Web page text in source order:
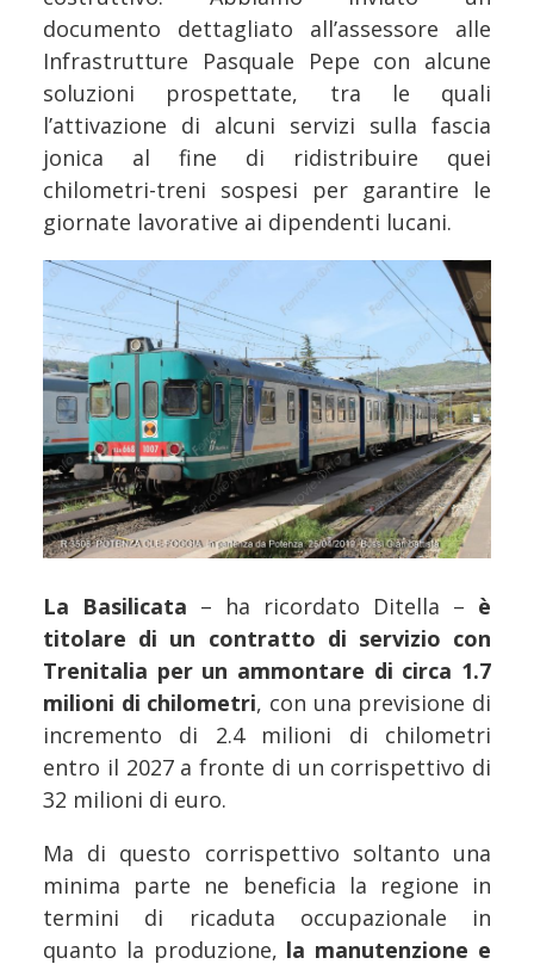
documento dettagliato all’assessore alle
Infrastrutture Pasquale Pepe con alcune
soluzioni prospettate, tra le quali
l’attivazione di alcuni servizi sulla fascia
jonica al fine di ridistribuire quei
chilometri-treni sospesi per garantire le
giornate lavorative ai dipendenti lucani.
La Basilicata – ha ricordato Ditella – è
titolare di un contratto di servizio con
Trenitalia per un ammontare di circa 1.7
milioni di chilometri, con una previsione di
incremento di 2.4 milioni di chilometri
entro il 2027 a fronte di un corrispettivo di
32 milioni di euro.
Ma di questo corrispettivo soltanto una
minima parte ne beneficia la regione in
termini di ricaduta occupazionale in
quanto la produzione, la manutenzione e